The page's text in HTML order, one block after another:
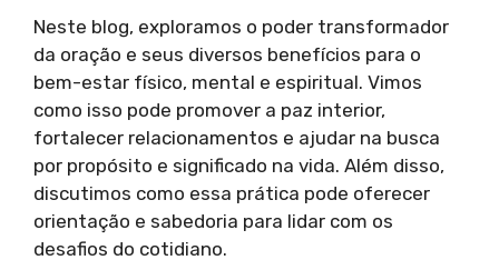
Neste blog, exploramos o poder transformador
da oração e seus diversos benefícios para o
bem-estar físico, mental e espiritual. Vimos
como isso pode promover a paz interior,
fortalecer relacionamentos e ajudar na busca
por propósito e significado na vida. Além disso,
discutimos como essa prática pode oferecer
orientação e sabedoria para lidar com os
desafios do cotidiano.